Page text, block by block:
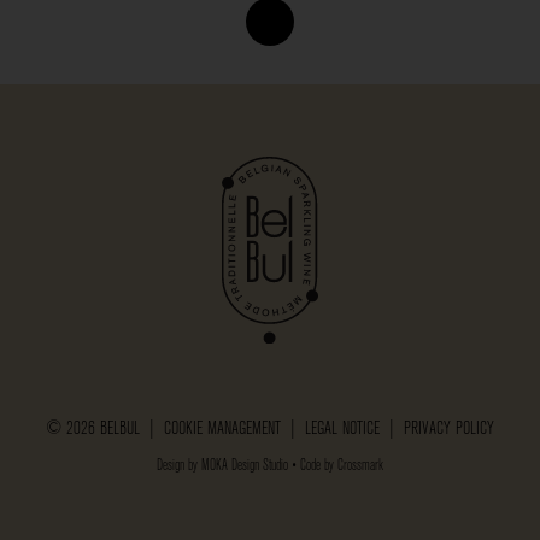
© 2026 BELBUL | COOKIE MANAGEMENT LEGAL NOTICE PRIVACY POLICY
Design by MOKA Design Studio • Code by Crossmark